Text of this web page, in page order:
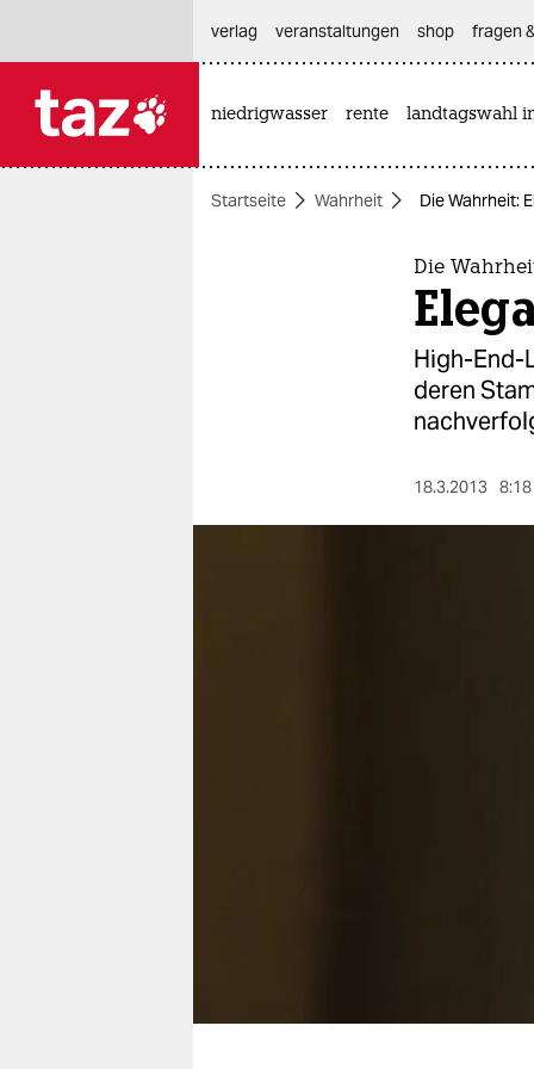
themen
genossenschaft
verlag
veranstaltungen shop fragen
niedrigwasser rente landtagswahl
Startseite Wahrheit Die Wahrheit:
Die
High-End-
deren
18.3.2013